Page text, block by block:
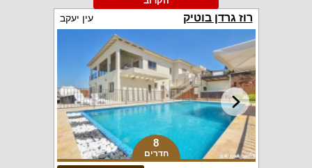
רוז גרדן בוטיק עין יעקב
8
חדרים